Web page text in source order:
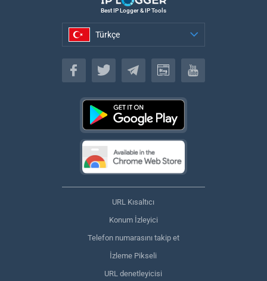
Best IP Logger & IP Tools
Türkçe
Türkçe
URL Kısaltıcı
Konum İzleyici
Telefon numarasını takip et
İzleme Pikseli
URL denetleyicisi